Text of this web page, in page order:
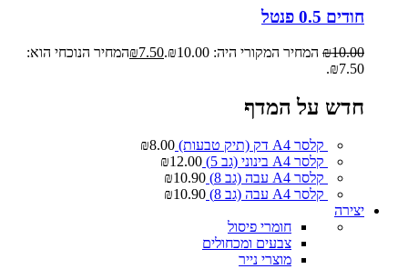
חודים 0.5 פנטל
₪10.00 המחיר המקורי היה: ₪10.00. ₪7.50
המחיר הנוכחי הוא:
₪7.50.
חדש על המדף
קלסר A4 דק (תיק טבעות) ₪8.00
קלסר A4 בינוני (גב 5)
₪12.00
קלסר A4 עבה (גב 8)
₪10.90
קלסר A4 עבה (גב 8)
₪10.90
יצירה
חומרי פיסול
צבעים ומכחולים
מוצרי נייר